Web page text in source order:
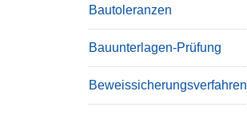
Bautoleranzen
Bauunterlagen-Prüfung
Beweissicherungsverfahren